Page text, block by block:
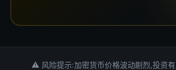
⚠ 风险提示:加密货币价格波动剧烈,投资